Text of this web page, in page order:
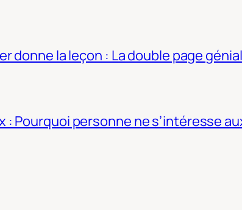
donne la leçon : La double page
: Pourquoi personne ne s’intéresse